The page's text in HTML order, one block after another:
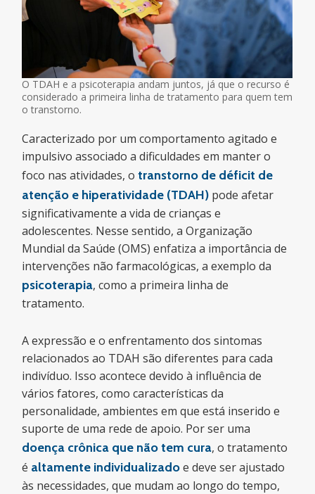
O TDAH e a psicoterapia andam juntos, já que o recurso é
considerado a primeira linha de tratamento para quem tem
o transtorno.
Caracterizado por um comportamento agitado e
impulsivo associado a dificuldades em manter o
foco nas atividades, otranstorno de déficit de
atenção e hiperatividade (TDAH) pode afetar
significativamente a vida de crianças e
adolescentes. Nesse sentido, a Organização
Mundial da Saúde (OMS) enfatiza a importância de
intervenções não farmacológicas, a exemplo da
psicoterapia, como a primeira linha de
tratamento.
A expressão e o enfrentamento dos sintomas
relacionados ao TDAH são diferentes para cada
indivíduo. Isso acontece devido à influência de
vários fatores, como características da
personalidade, ambientes em que está inserido e
suporte de uma rede de apoio. Por ser uma
doença crônica que não tem cura, o tratamento
é altamente individualizadoe deve ser ajustado
às necessidades, que mudam ao longo do tempo,